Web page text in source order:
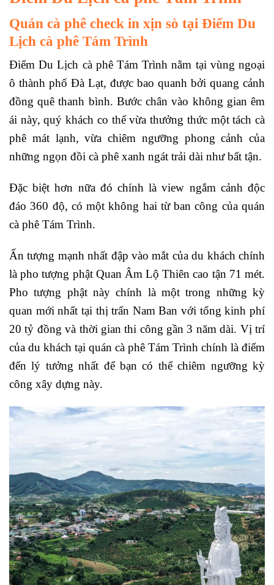
Quán cà phê check in xịn sò tại Điểm Du
Lịch cà phê Tám Trình
Điểm Du Lịch cà phê Tám Trình nằm tại vùng ngoại
ô thành phố Đà Lạt, được bao quanh bởi quang cảnh
đồng quê thanh bình. Bước chân vào không gian êm
ái này, quý khách co thể vừa thưởng thức một tách cà
phê mát lạnh, vừa chiêm ngưỡng phong cảnh của
những ngọn đồi cà phê xanh ngát trải dài như bất tận.
Đặc biệt hơn nữa đó chính là view ngắm cảnh độc
đáo 360 độ, có một không hai từ ban công của quán
cà phê Tám Trình.
Ấn tượng mạnh nhất đập vào mắt của du khách chính
là pho tượng phật Quan Âm Lộ Thiên cao tận 71 mét.
Pho tượng phật này chính là một trong những kỳ
quan mới nhất tại thị trấn Nam Ban với tổng kinh phí
20 tỷ đồng và thời gian thi công gần 3 năm dài. Vị trí
của du khách tại quán cà phê Tám Trình chính là điểm
đến lý tưởng nhất để bạn có thể chiêm ngưỡng kỳ
công xây dựng này.